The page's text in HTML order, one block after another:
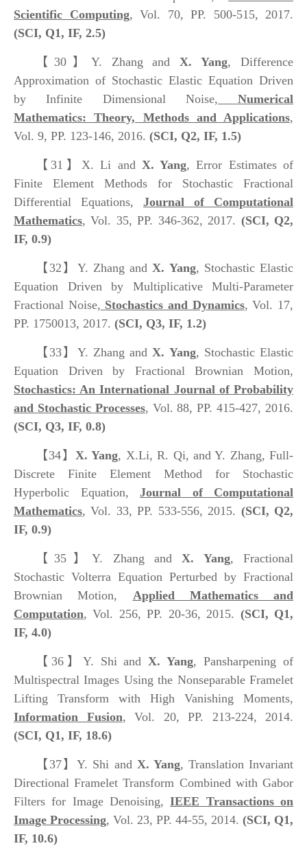
Scientific Computing, Vol. 70, PP. 500-515, 2017.
(SCI, Q1, IF, 2.5)
【30】 Y. Zhang andX. Yang, Difference
Approximation of Stochastic Elastic Equation Driven
by Infinite Dimensional Noise,
Numerical
Mathematics: Theory, Methods and Applications,
Vol. 9, PP. 123-146, 2016. (SCI, Q2, IF, 1.5)
【31】 X. Li and X. Yang, Error Estimates of
Finite Element Methods for Stochastic Fractional
Differential Equations, Journal of Computational
Mathematics, Vol. 35, PP. 346-362, 2017. (SCI, Q2,
IF, 0.9)
【32】 Y. Zhang andX. Yang, Stochastic Elastic
Equation Driven by Multiplicative Multi-Parameter
Fractional Noise, Stochastics and Dynamics, Vol. 17,
PP. 1750013, 2017. (SCI, Q3, IF, 1.2)
【33】 Y. Zhang andX. Yang, Stochastic Elastic
Equation Driven by Fractional Brownian Motion,
Stochastics: An International Journal of Probability
and Stochastic Processes, Vol. 88, PP. 415-427, 2016.
(SCI, Q3, IF, 0.8)
【34】X. Yang, X.Li, R. Qi, and Y. Zhang, Full-
Discrete Finite Element Method for Stochastic
Hyperbolic Equation, Journal of Computational
Mathematics, Vol. 33, PP. 533-556, 2015. (SCI, Q2,
IF, 0.9)
【35】Y. Zhang andX. Yang, Fractional
Stochastic Volterra Equation Perturbed by Fractional
Brownian Motion, Applied Mathematics and
Computation, Vol. 256, PP. 20-36, 2015. (SCI, Q1,
IF, 4.0)
【36】 Y. Shi andX. Yang, Pansharpening of
Multispectral Images Using the Nonseparable Framelet
Lifting Transform with High Vanishing Moments,
Information Fusion, Vol. 20, PP. 213-224, 2014.
(SCI, Q1, IF, 18.6)
【37】Y. Shi and X. Yang, Translation Invariant
Directional Framelet Transform Combined with Gabor
Filters for Image Denoising,IEEE Transactions on
Image Processing, Vol. 23, PP. 44-55, 2014. (SCI, Q1,
IF, 10.6)